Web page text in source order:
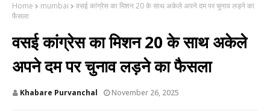
Home mumbai
वसई कांग्रेस का मिशन 20 के साथ अकेले अपने दम पर चुनाव लड़ने का
फैसला
वसई कांग्रेस का मिशन 20 के साथ अकेले
अपने दम पर चुनाव लड़ने का फैसला
Khabare Purvanchal November 26, 2025